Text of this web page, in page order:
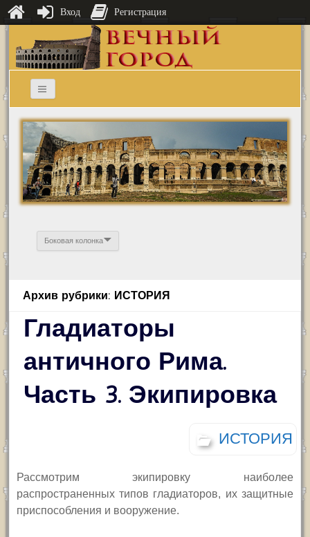
Боковая колонка
Архив рубрики: ИСТОРИЯ
Гладиаторы
античного Рима.
Часть 3. Экипировка
ИСТОРИЯ
Рассмотрим экипировку наиболее
распространенных типов гладиаторов, их защитные
приспособления и вооружение.
Вход Регистрация